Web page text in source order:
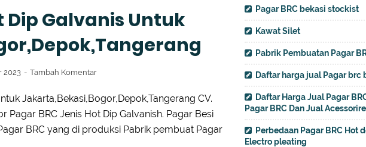
Dip Galvanis Untuk
2023 Tambah Komentar
Jakarta,Bekasi,Bogor,Depok,Tangerang CV.
BRC Jenis Hot Dip Galvanish. Pagar Besi
BRC yang di produksi Pabrik pembuat Pagar
Pagar BRC bekasi stockist
Kawat Silet
Pabrik Pembuatan Pagar
Daftar harga jual Pagar brc
Daftar Harga Jual Pagar
Pagar BRC Dan Jual
Perbedaan Pagar BRC Hot
Electro pleating